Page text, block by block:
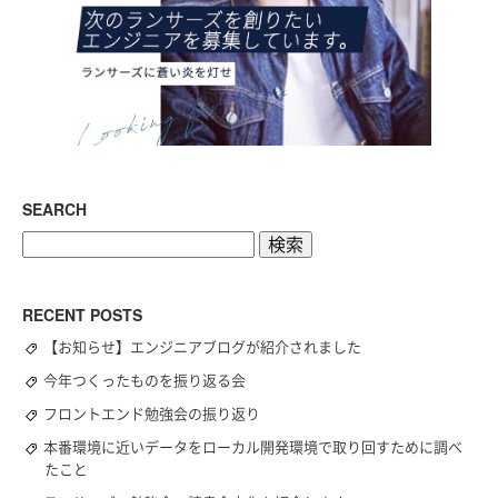
SEARCH
RECENT POSTS
【お知らせ】エンジニアブログが紹介されました
今年つくったものを振り返る会
フロントエンド勉強会の振り返り
本番環境に近いデータをローカル開発環境で取り回すために調べ
たこと